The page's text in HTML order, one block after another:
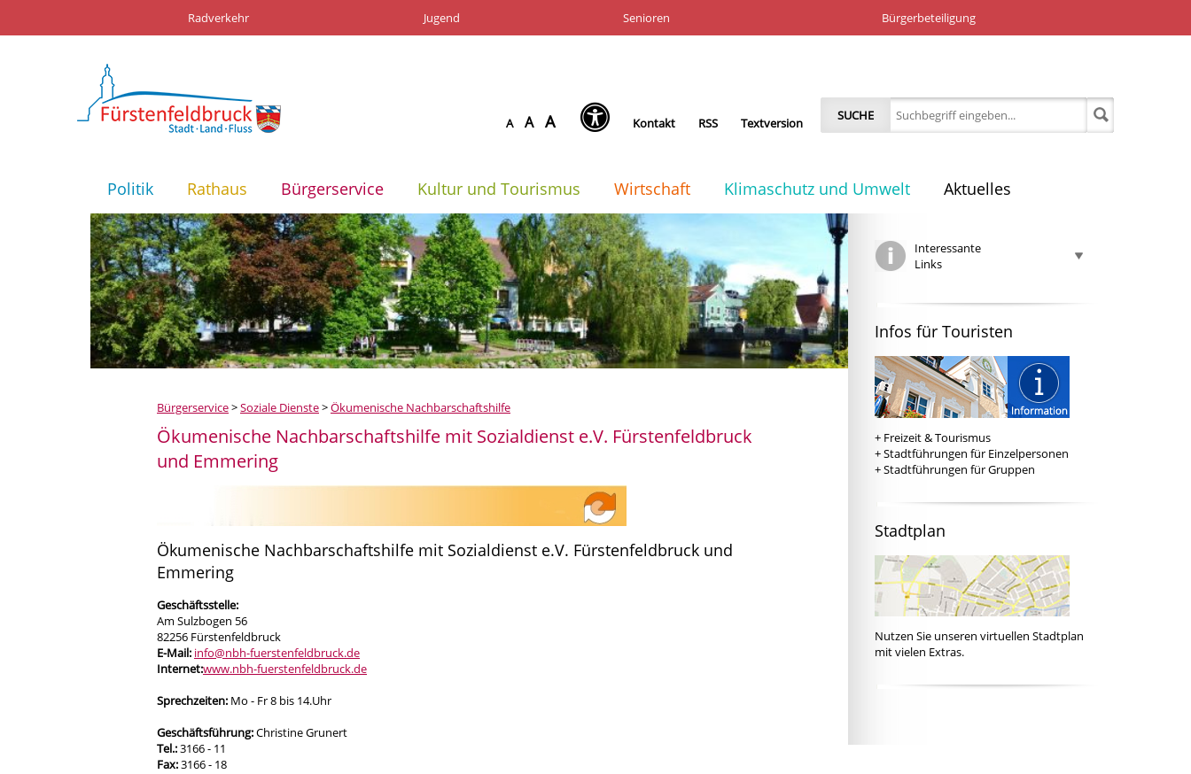
Radverkehr Jugend Senioren Bürgerbeteiligung
A A A Kontakt RSS Textversion SUCHE
Politik Rathaus Bürgerservice Kultur und Tourismus Wirtschaft Klimaschutz und Umwelt Aktuelles
Bürgerservice>Soziale Dienste>Ökumenische Nachbarschaftshilfe
Ökumenische Nachbarschaftshilfe mit Sozialdienst e.V. Fürstenfeldbruck
und Emmering
Ökumenische Nachbarschaftshilfe mit Sozialdienst e.V. Fürstenfeldbruck und
Emmering
Geschäftsstelle:
Am Sulzbogen 56
82256 Fürstenfeldbruck
E-Mail: info@nbh-fuerstenfeldbruck.de
Internet:www.nbh-fuerstenfeldbruck.de
Sprechzeiten: Mo - Fr 8 bis 14.Uhr
Geschäftsführung:Christine Grunert
Tel.:3166 - 11
Fax:3166 - 18
Interessante
Links
Infos für Touristen
+ Freizeit & Tourismus
+Stadtführungen für Einzelpersonen
+Stadtführungen für Gruppen
Stadtplan
Nutzen Sie unseren virtuellen Stadtplan
mit vielen Extras.